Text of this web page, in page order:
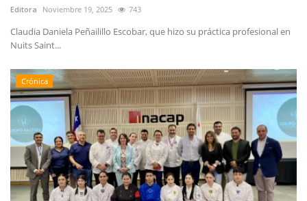
Editora Noviembre 19, 2025 743
Claudia Daniela Peñailillo Escobar, que hizo su práctica profesional en
Nuits Saint...
Crónica